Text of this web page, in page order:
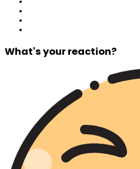
What's your reaction?